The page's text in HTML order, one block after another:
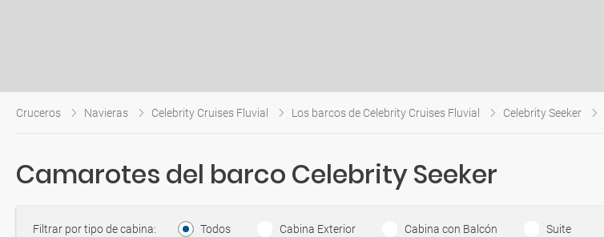
Cruceros Navieras Celebrity Cruises Fluvial Los barcos de Celebrity Cruises Fluvial Celebrity Seeker
Camarotes del barco Celebrity Seeker
Filtrar por tipo de cabina: Todos Cabina Exterior Cabina con Balcón Suite